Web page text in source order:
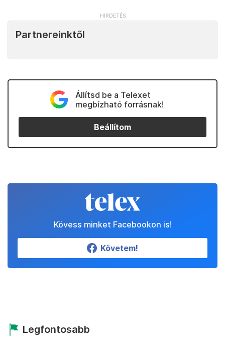
Partnereinktől
Állítsd be a Telexet
megbízható forrásnak!
Beállítom
Kövess minket Facebookon is!
Követem!
Legfontosabb